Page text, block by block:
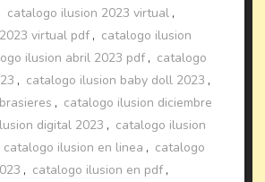
catalogo ilusion 2023 virtual ,
virtual pdf , catalogo ilusion
ilusion abril 2023 pdf , catalogo
, catalogo ilusion baby doll 2023 ,
, catalogo ilusion diciembre
digital 2023 , catalogo ilusion
catalogo ilusion en linea , catalogo
, catalogo ilusion en pdf ,